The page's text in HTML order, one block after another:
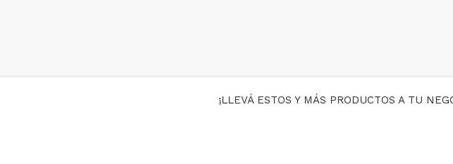
¡LLEVÁ ESTOS Y MÁS PRODUCTOS A TU